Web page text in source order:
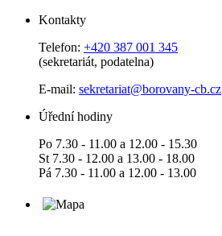
Kontakty
Telefon: +420 387 001 345
(sekretariát, podatelna)
E-mail: sekretariat@borovany-cb.cz
Úřední hodiny
Po 7.30 - 11.00 a 12.00 - 15.30
St 7.30 - 12.00 a 13.00 - 18.00
Pá 7.30 - 11.00 a 12.00 - 13.00